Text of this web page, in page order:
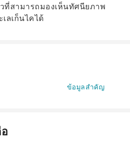
ที่สามารถมองเห็นทัศนียภาพ
ลเก็นไคได้
ข้อมูลสำคัญ